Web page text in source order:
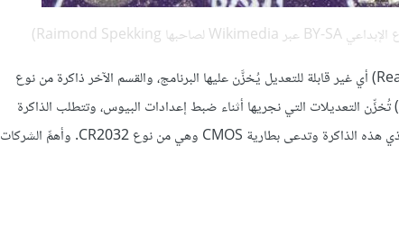
Wikimedia لصاحبها Raimond Spekking)
يُقسم البيوس إلى قسمين الأول هو ذاكرة للقراءة فقط ROM ‏(Read Only Memory) أي غير قابلة للتعديل يُخزَّن عليها البرنامج، والقسم الآخر ذاكرة من نوع
SRAM تدعى CMOS ‏(complementary metal-oxide-semiconductor) تُخزِّن التعديلات التي نجريها أثناء ضبط إعدادات البيوس، وتتطلب الذاكرة
CMOS تيارًا لدوام حفظ تلك الإعدادات لذا توجد بطارية صغيرة على اللوحة الأم تغذي هذه الذاكرة وتدعى بطارية CMOS وهي من نوع CR2032. وأهمِّ الشركات